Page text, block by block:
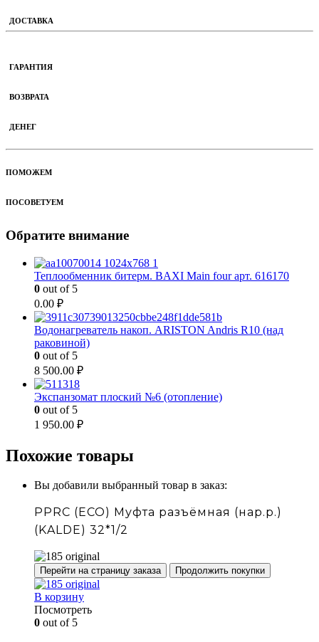
ДОСТАВКА
ГАРАНТИЯ
ВОЗВРАТА
ДЕНЕГ
ПОМОЖЕМ
ПОСОВЕТУЕМ
Обратите внимание
Теплообменник битерм. BAXI Main four арт. 616170
0 out of 5
0.00 ₽
Водонагреватель накоп. ARISTON Andris R10 (над
раковиной)
0 out of 5
8 500.00 ₽
Экспанзомат плоский №6 (отопление)
0 out of 5
1 950.00 ₽
Похожие товары
Вы добавили выбранный товар в заказ:
PPRC (ECO) Муфта разъёмная (нар.р.)
(KALDE) 32*1/2
Перейти на страницу заказа Продолжить покупки
В корзину
Посмотреть
0 out of 5